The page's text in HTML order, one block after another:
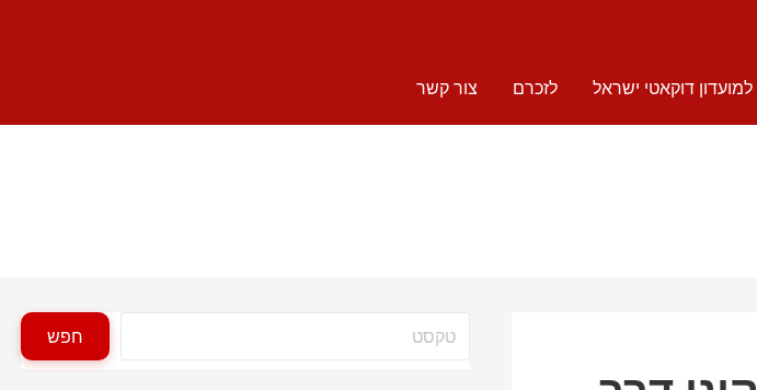
דוקאטי ישראל לזכרם צור קשר
חפש